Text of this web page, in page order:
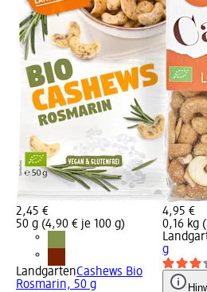
2,45 €
50 g (4,90 € je 100 g)
LandgartenCashews Bio
Rosmarin, 50 g
4,95 €
0,16 kg
g